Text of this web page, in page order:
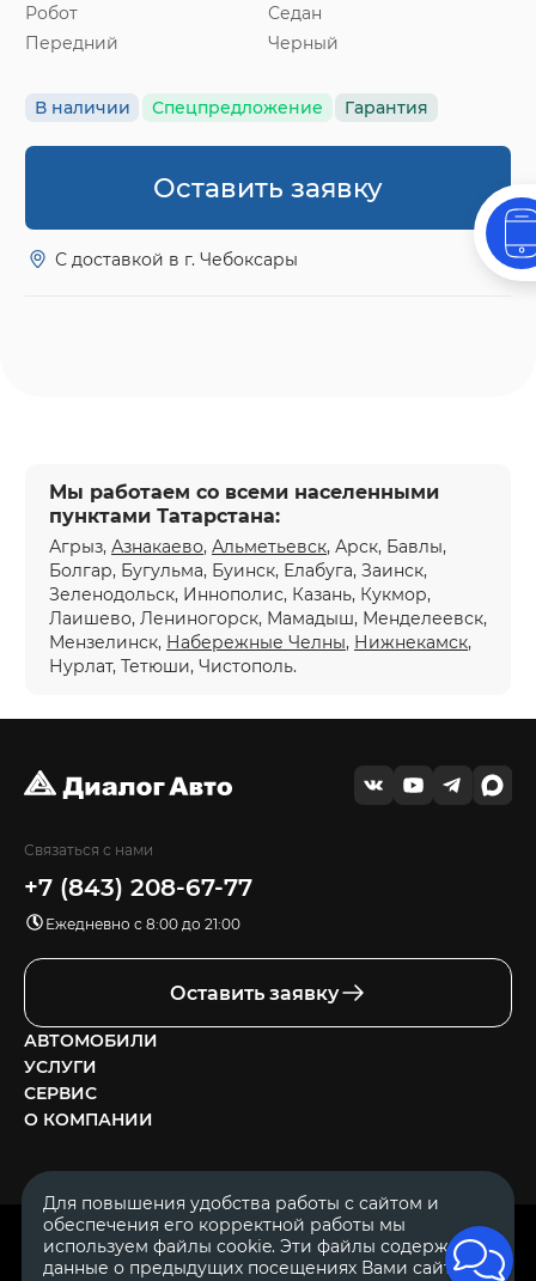
Робот
Седан
Передний
Черный
В наличии Спецпредложение Гарантия
Оставить заявку
С доставкой в г. Чебоксары
Мы работаем со всеми населенными
пунктами Татарстана:
Агрыз, Азнакаево, Альметьевск, Арск, Бавлы,
Болгар, Бугульма, Буинск, Елабуга, Заинск,
Зеленодольск, Иннополис, Казань, Кукмор,
Лаишево, Лениногорск, Мамадыш, Менделеевск,
Мензелинск, Набережные Челны, Нижнекамск,
Нурлат, Тетюши, Чистополь.
Связаться с нами
+7 (843) 208-67-77
Ежедневно с 8:00 до 21:00
Оставить заявку
АВТОМОБИЛИ
УСЛУГИ
СЕРВИС
О КОМПАНИИ
ОГРН 1111644005153
ИНН 1644062657
Для повышения удобства работы с сайтом и
обеспечения его корректной работы мы
используем файлы cookie. Эти файлы содержат
данные о предыдущих посещениях Вами сайта.